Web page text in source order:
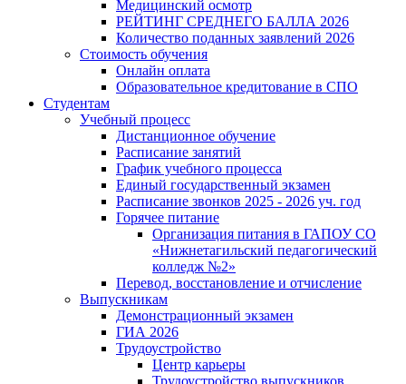
Медицинский осмотр
РЕЙТИНГ СРЕДНЕГО БАЛЛА 2026
Количество поданных заявлений 2026
Стоимость обучения
Онлайн оплата
Образовательное кредитование в СПО
Студентам
Учебный процесс
Дистанционное обучение
Расписание занятий
График учебного процесса
Единый государственный экзамен
Расписание звонков 2025 - 2026 уч. год
Горячее питание
Организация питания в ГАПОУ СО
«Нижнетагильский педагогический
колледж №2»
Перевод, восстановление и отчисление
Выпускникам
Демонстрационный экзамен
ГИА 2026
Трудоустройство
Центр карьеры
Трудоустройство выпускников